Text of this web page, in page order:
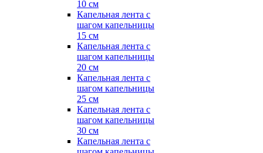
10 см
Капельная лента с
шагом капельницы
15 см
Капельная лента с
шагом капельницы
20 см
Капельная лента с
шагом капельницы
25 см
Капельная лента с
шагом капельницы
30 см
Капельная лента с